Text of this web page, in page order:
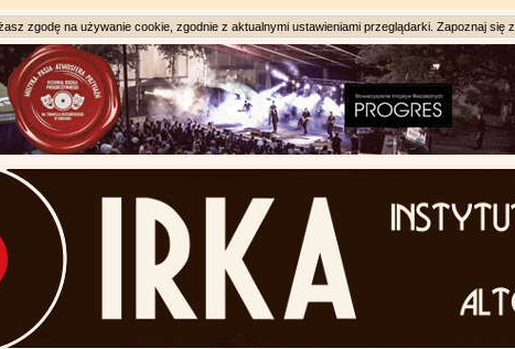
zgodę na używanie cookie, zgodnie z aktualnymi ustawieniami przeglądarki. Zapoznaj się z